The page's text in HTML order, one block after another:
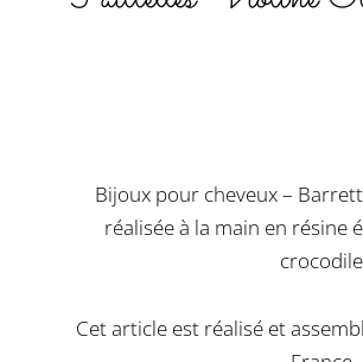
Bijoux pour cheveux –
réalisée à la main en résine
Cet article est réalisé et